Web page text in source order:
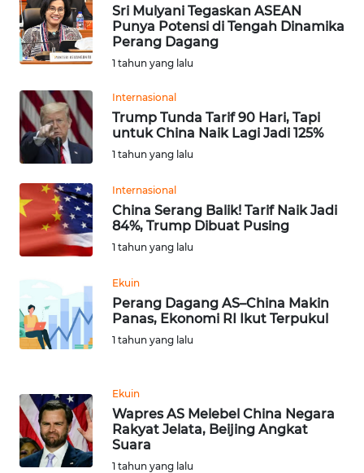
Sri Mulyani Tegaskan ASEAN
Punya Potensi di Tengah Dinamika
Perang Dagang
1 tahun yang lalu
Internasional
Trump Tunda Tarif 90 Hari, Tapi
untuk China Naik Lagi Jadi 125%
1 tahun yang lalu
Internasional
China Serang Balik! Tarif Naik Jadi
84%, Trump Dibuat Pusing
1 tahun yang lalu
Ekuin
Perang Dagang AS–China Makin
Panas, Ekonomi RI Ikut Terpukul
1 tahun yang lalu
Ekuin
Wapres AS Melebel China Negara
Rakyat Jelata, Beijing Angkat
Suara
1 tahun yang lalu
PAPUA
WN
BARAT
WN
RIAU
WN
SERAMBI
WN
WN
SULTRA
NTB
WN
SULTENG